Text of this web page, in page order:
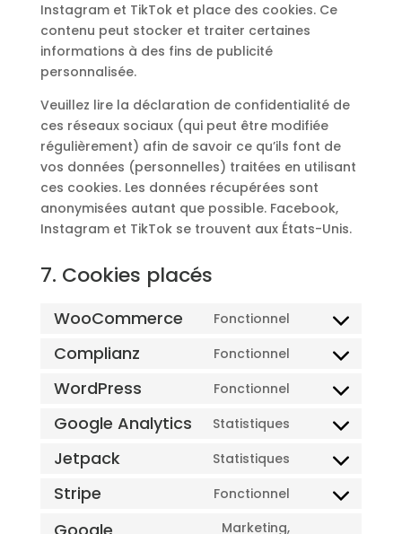
Instagram et TikTok et place des cookies. Ce
contenu peut stocker et traiter certaines
informations à des fins de publicité
personnalisée.
Veuillez lire la déclaration de confidentialité de
ces réseaux sociaux (qui peut être modifiée
régulièrement) afin de savoir ce qu’ils font de
vos données (personnelles) traitées en utilisant
ces cookies. Les données récupérées sont
anonymisées autant que possible. Facebook,
Instagram et TikTok se trouvent aux États-Unis.
7. Cookies placés
WooCommerce Fonctionnel
Consent
Complianz Fonctionnel
Consent
complianz
WordPress Fonctionnel
Consent
wordpress
Google Analytics Statistiques
Consent
google-
Jetpack Statistiques
Consent
Stripe Fonctionnel
Consent
Marketing,